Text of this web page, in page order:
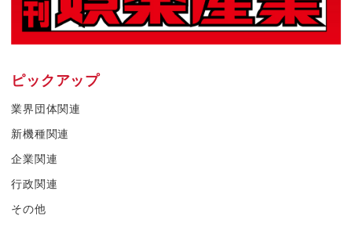
ピックアップ
業界団体関連
新機種関連
企業関連
行政関連
その他